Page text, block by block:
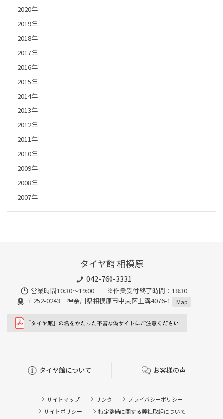
2020年
2019年
2018年
2017年
2016年
2015年
2014年
2013年
2012年
2011年
2010年
2009年
2008年
2007年
タイヤ館 相模原
042-760-3331
営業時間10:30～19:00 ※作業受付終了時間：18:30
〒252-0243 神奈川県相模原市中央区上溝4076-1
Map
タイヤ館について お客様の声
サイトマップ リンク
プライバシーポリシー
サイトポリシー
特定整備に関する弊社取組について